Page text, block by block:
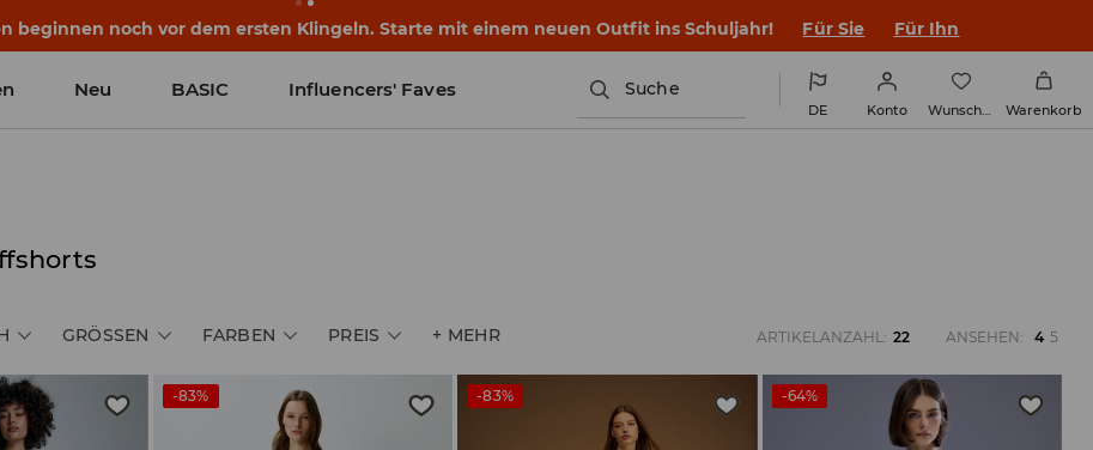
beginnen noch vor dem ersten Klingeln. Starte mit einem neuen Outfit ins Schuljahr! Für Sie Für Ihn
Neu BASIC Influencers' Faves Suche
DE Konto Wunschliste Warenkorb
GRÖSSEN FARBEN PREIS + MEHR ARTIKELANZAHL : 22 ANSEHEN: 4 5
-83% -83% -64%